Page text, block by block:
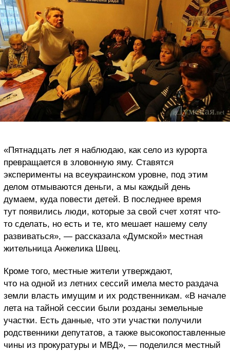
«Пятнадцать лет я наблюдаю, как село из курорта
превращается в зловонную яму. Ставятся
эксперименты на всеукраинском уровне, под этим
делом отмываются деньги, а мы каждый день
думаем, куда повести детей. В последнее время
тут появились люди, которые за свой счет хотят что-
то сделать, но есть и те, кто мешает нашему селу
развиваться», — рассказала «Думской» местная
жительница Анжелика Швец.
Кроме того, местные жители утверждают,
что на одной из летних сессий имела место раздача
земли власть имущим и их родственникам. «В начале
лета на тайной сессии были розданы земельные
участки. Есть данные, что эти участки получили
родственники депутатов, а также высокопоставленные
чины из прокуратуры и МВД», — поделился местный